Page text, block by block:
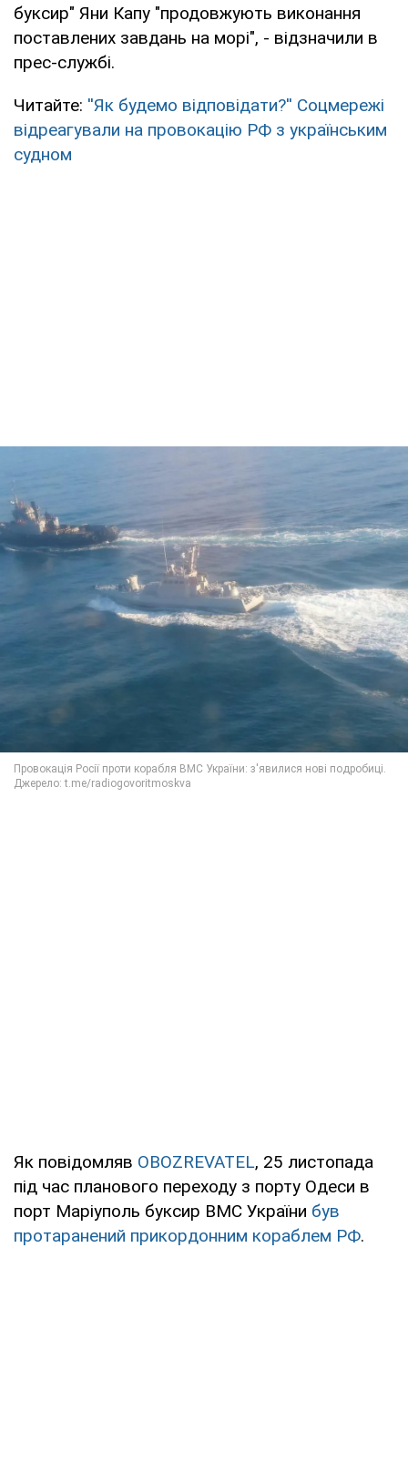
буксир" Яни Капу "продовжують виконання
поставлених завдань на морі", - відзначили в
прес-службі.
Читайте: ''Як будемо відповідати?'' Соцмережі
відреагували на провокацію РФ з українським
судном
Як повідомляв OBOZREVATEL, 25 листопада
під час планового переходу з порту Одеси в
порт Маріуполь буксир ВМС України був
протаранений прикордонним кораблем РФ.